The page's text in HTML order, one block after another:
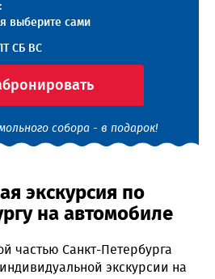
выберите сами
СБ ВС
собора - в подарок!
экскурсия по
на автомобиле
частью Санкт-Петербурга
экскурсии на